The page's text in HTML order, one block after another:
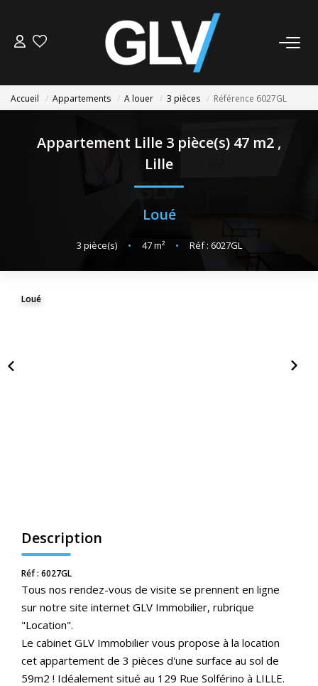
LOCATION
GESTION
NOS AGENCES
Nos Agences
Accueil Appartements A louer 3 pièces Référence 6027GL
Appartement Lille 3 pièce(s) 47 m2 ,
Lille
Loué
3 pièce(s) • 47m² • Réf : 6027GL
Loué
Description
Réf : 6027GL
Tous nos rendez-vous de visite se prennent en ligne
sur notre site internet GLV Immobilier, rubrique
"Location".
Le cabinet GLV Immobilier vous propose à la location
cet appartement de 3 pièces d'une surface au sol de
59m2 ! Idéalement situé au 129 Rue Solférino à LILLE.